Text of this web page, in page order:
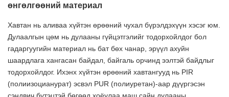
өнгөлгөөний материал
Хавтан нь аливаа хүйтэн өрөөний чухал бүрэлдэхүүн хэсэг юм.
Дулаалгын цөм нь дулааны гүйцэтгэлийг тодорхойлдог бол
гадаргуугийн материал нь бат бөх чанар, эрүүл ахуйн
шаардлага хангасан байдал, байгаль орчинд ээлтэй байдлыг
тодорхойлдог. Ихэнх хүйтэн өрөөний хавтангууд нь PIR
(полиизоцианурат) эсвэл PUR (полиуретан)-аар дүүргэсэн